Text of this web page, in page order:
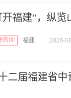
开福建”，纵览
新闻 福建 2026-
二届福建省